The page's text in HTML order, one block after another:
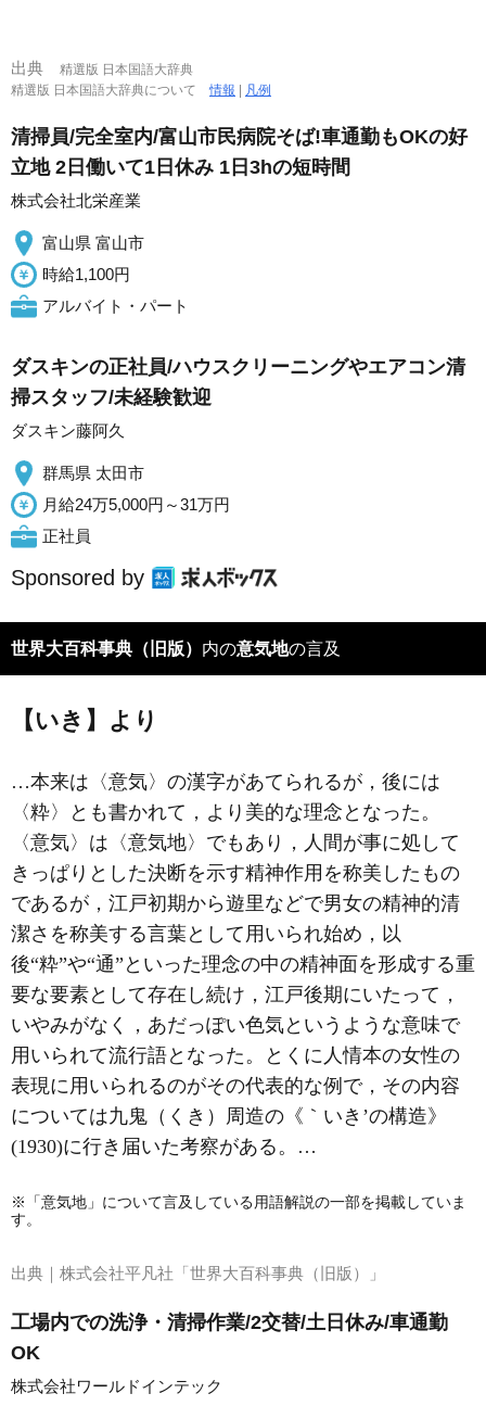
出典
精選版 日本国語大辞典
精選版 日本国語大辞典について情報 | 凡例
清掃員/完全室内/富山市民病院そば!車通勤もOKの好
立地 2日働いて1日休み 1日3hの短時間
株式会社北栄産業
富山県 富山市
時給1,100円
アルバイト・パート
ダスキンの正社員/ハウスクリーニングやエアコン清
掃スタッフ/未経験歓迎
ダスキン藤阿久
群馬県 太田市
月給24万5,000円～31万円
正社員
Sponsored by
世界大百科事典（旧版） 内の意気地の言及
【いき】より
…本来は〈意気〉の漢字があてられるが，後には
〈粋〉とも書かれて，より美的な理念となった。
〈意気〉は〈意気地〉でもあり，人間が事に処して
きっぱりとした決断を示す精神作用を称美したもの
であるが，江戸初期から遊里などで男女の精神的清
潔さを称美する言葉として用いられ始め，以
後“粋”や“通”といった理念の中の精神面を形成する重
要な要素として存在し続け，江戸後期にいたって，
いやみがなく，あだっぽい色気というような意味で
用いられて流行語となった。とくに 人情本の女性の
表現に用いられるのがその代表的な例で，その内容
については九鬼（くき）周造の《｀いき’の構造》
(1930)に行き届いた考察がある。…
※「意気地」について言及している用語解説の一部を掲載していま
す。
出典｜ 株式会社平凡社「世界大百科事典（旧版）」
工場内での洗浄・清掃作業/2交替/土日休み/車通勤
OK
株式会社ワールドインテック